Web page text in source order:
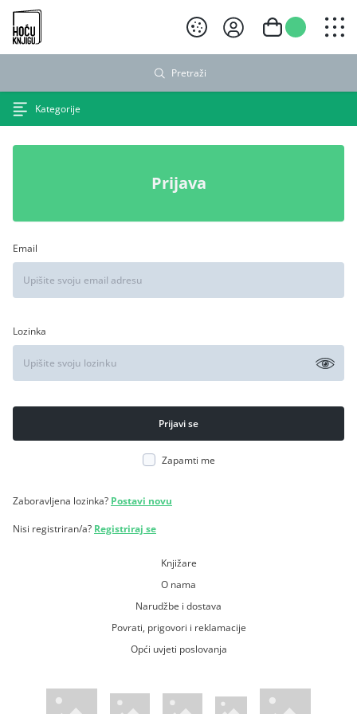
Hoću knjigu crni logo
Pretraži
Kategorije
Prijava
Email
Lozinka
Zapamti me
Zaboravljena lozinka? Postavi novu
Nisi registriran/a? Registriraj se
Knjižare
O nama
Narudžbe i dostava
Povrati, prigovori i reklamacije
Opći uvjeti poslovanja
WsPay web stranicaMaestro web stranicaMastercard web stranicaAmerican Express web stranica
Visa web stranica